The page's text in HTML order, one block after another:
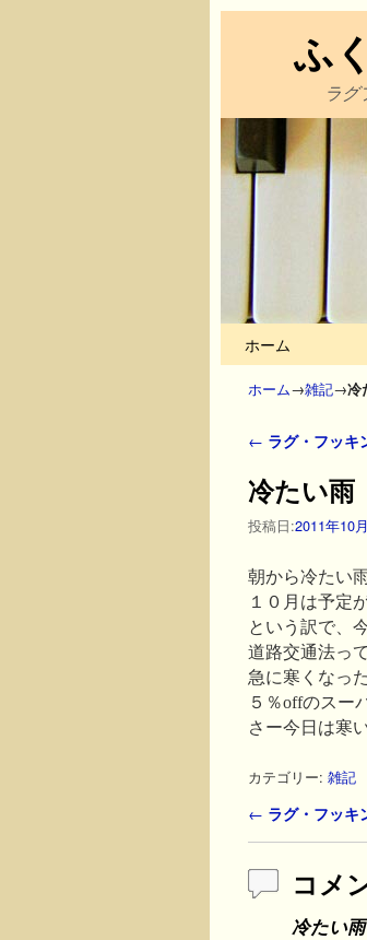
ふ
ラグ
ホーム
ホーム→雑記→冷
投稿ナビゲー
← ラグ・フッキ
冷たい雨
投稿日:2011年10
朝から冷たい
１０月は予定
という訳で、
道路交通法っ
急に寒くなっ
５％offのスー
さー今日は寒
カテゴリー: 雑記
投稿ナビゲー
← ラグ・フッキ
コメ
冷たい雨